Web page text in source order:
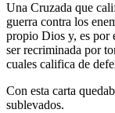
Una Cruzada que
guerra contra los
propio Dios y, es por
ser recriminada por
cuales califica de
Con esta carta
sublevados.